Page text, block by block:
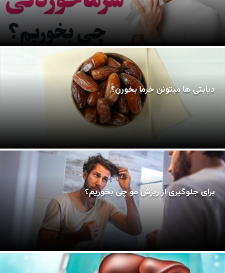
دیابتی ها میتونن خرما بخورن؟
برای جلوگیری از ریزش مو چی بخوریم؟